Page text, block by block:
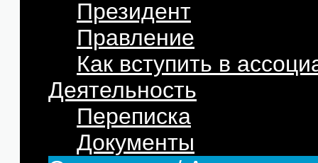
Президент
Правление
Как вступить в
Деятельность
Переписка
Документы